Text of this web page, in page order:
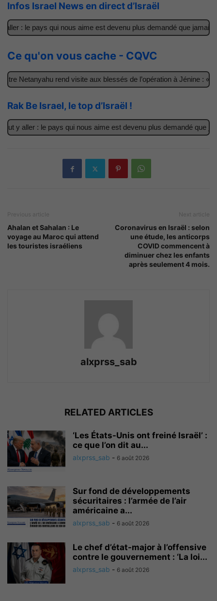
Infos Israel News en direct d’Israël
: le pays qui nous aime est devenu plus demandé que jamais
Ce qu'on vous cache - CQVC
Netanyahu rend visite aux blessés de l’opération à Jénine : «
Rak Be Israel, le top d’Israël !
y aller : le pays qui nous aime est devenu plus demandé que
Previous article
Ahalan et Sahalan : Le
voyage au Maroc qui attend
les touristes israéliens
Next article
Coronavirus en Israël : selon
une étude, les anticorps
COVID commencent à
diminuer chez les enfants
après seulement 4 mois.
alxprss_sab
RELATED ARTICLES
‘Les États-Unis ont freiné Israël’ :
ce que l’on dit au...
alxprss_sab - 6 août 2026
Sur fond de développements
sécuritaires : l’armée de l’air
américaine a...
alxprss_sab - 6 août 2026
Le chef d’état-major à l’offensive
contre le gouvernement : ‘La loi...
alxprss_sab - 6 août 2026